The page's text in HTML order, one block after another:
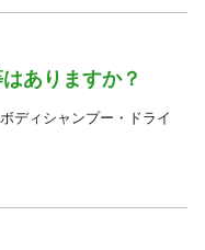
ありますか？
ディシャンプー・ドライ